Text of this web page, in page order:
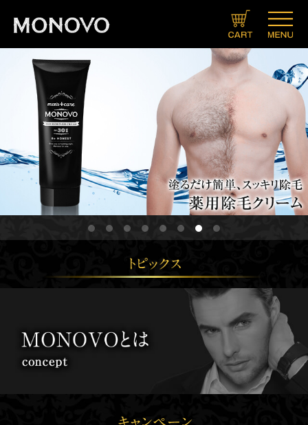
ブランドコンセプト
製品情報一覧
ヘアケアヘアトニックグロウジェル
スキンケアクリーム
ヘアリムーバークリーム
ローション
ヘアアフターシェーブローション
ソープデオドラントボディ＆フェイスウォッシュ
ミストTINCARE（チンケア）
クリーム＆ローションセット
ボディメイクマッスルプレスインナーシャツ
マッスルプレスタンクトップ
メンズ
レディース
スタイルグー
マッスルセット
サプリメント
HMB
アルギニン×シトルリン
キャンペーン
メニュー
発送・お支払いについて
定期コースについて
お問い合わせ
カート
会員登録
マイページ
ＳＮＳ
Twitter
LINE
Instagram
Facebook
会社概要
プライバシーポリシー
特定商取引法に関する表示